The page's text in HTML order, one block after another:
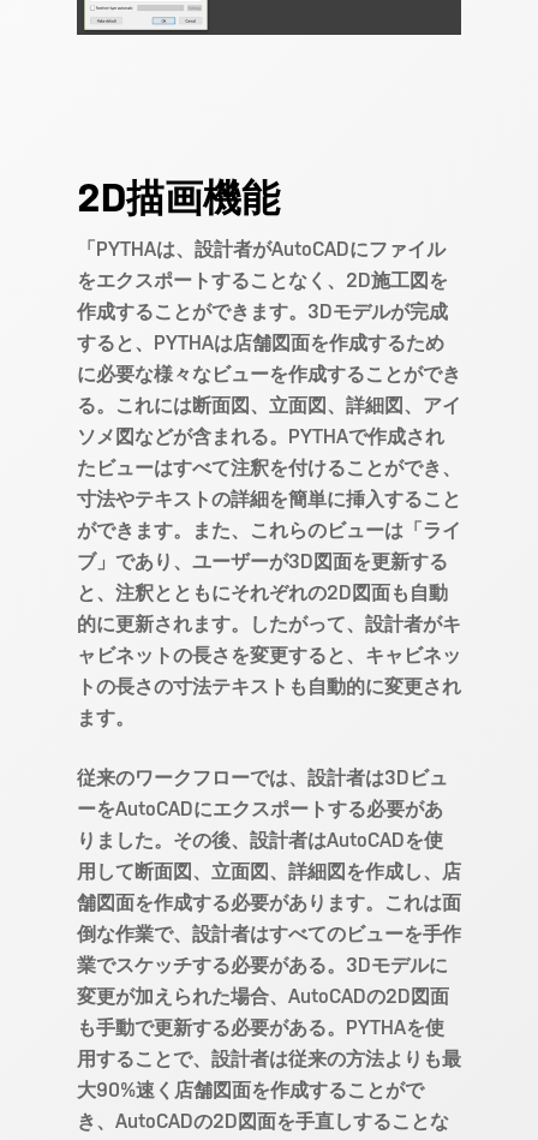
Hit enter to search or ESC to close
2D描画機能
「PYTHAは、設計者がAutoCADにファイル
をエクスポートすることなく、2D施工図を
作成することができます。3Dモデルが完成
すると、PYTHAは店舗図面を作成するため
に必要な様々なビューを作成することができ
る。これには断面図、立面図、詳細図、アイ
ソメ図などが含まれる。PYTHAで作成され
たビューはすべて注釈を付けることができ、
寸法やテキストの詳細を簡単に挿入すること
ができます。また、これらのビューは「ライ
ブ」であり、ユーザーが3D図面を更新する
と、注釈とともにそれぞれの2D図面も自動
的に更新されます。したがって、設計者がキ
ャビネットの長さを変更すると、キャビネッ
トの長さの寸法テキストも自動的に変更され
ます。
従来のワークフローでは、設計者は3Dビュ
ーをAutoCADにエクスポートする必要があ
りました。その後、設計者はAutoCADを使
用して断面図、立面図、詳細図を作成し、店
舗図面を作成する必要があります。これは面
倒な作業で、設計者はすべてのビューを手作
業でスケッチする必要がある。3Dモデルに
変更が加えられた場合、AutoCADの2D図面
も手動で更新する必要がある。PYTHAを使
用することで、設計者は従来の方法よりも最
大90%速く店舗図面を作成することがで
き、AutoCADの2D図面を手直しすることな